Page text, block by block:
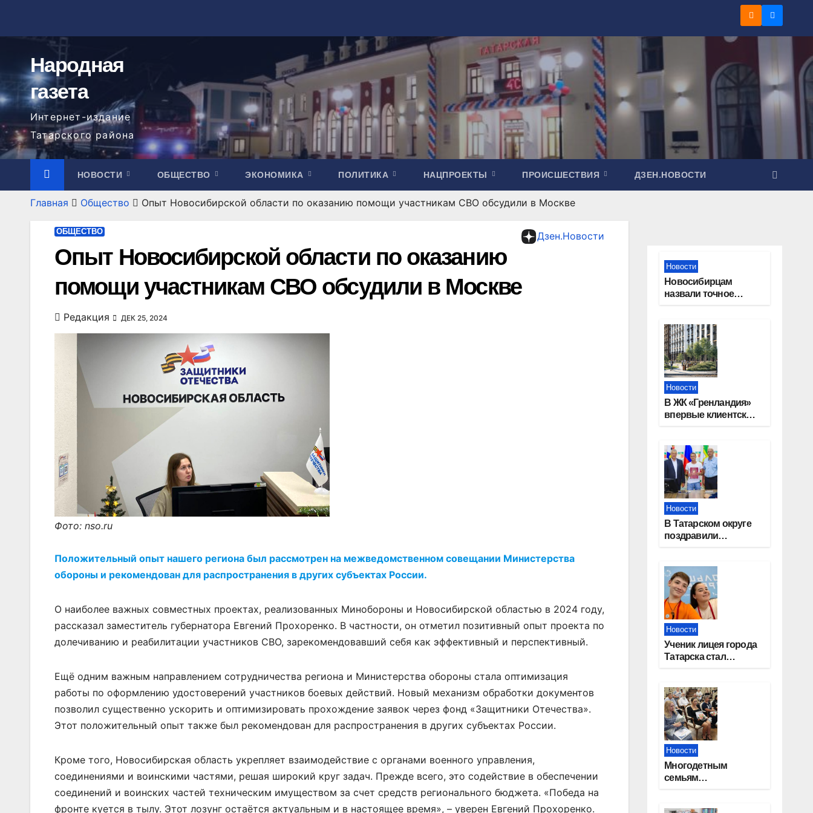
содержимому
Народная
газета
Интернет-издание
Татарского района
НОВОСТИ ОБЩЕСТВО ЭКОНОМИКА ПОЛИТИКА НАЦПРОЕКТЫ ПРОИСШЕСТВИЯ ДЗЕН.НОВОСТИ
Главная Общество Опыт Новосибирской области по оказанию помощи участникам СВО обсудили в Москве
Дзен.Новости
ОБЩЕСТВО
Опыт Новосибирской области по оказанию
помощи участникам СВО обсудили в Москве
Редакция ДЕК 25, 2024
Фото: nso.ru
Положительный опыт нашего региона был рассмотрен на межведомственном совещании Министерства
обороны и рекомендован для распространения в других субъектах России.
О наиболее важных совместных проектах, реализованных Минобороны и Новосибирской областью в 2024 году,
рассказал заместитель губернатора Евгений Прохоренко. В частности, он отметил позитивный опыт проекта по
долечиванию и реабилитации участников СВО, зарекомендовавший себя как эффективный и перспективный.
Ещё одним важным направлением сотрудничества региона и Министерства обороны стала оптимизация
работы по оформлению удостоверений участников боевых действий. Новый механизм обработки документов
позволил существенно ускорить и оптимизировать прохождение заявок через фонд «Защитники Отечества».
Этот положительный опыт также был рекомендован для распространения в других субъектах России.
Кроме того, Новосибирская область укрепляет взаимодействие с органами военного управления,
соединениями и воинскими частями, решая широкий круг задач. Прежде всего, это содействие в обеспечении
соединений и воинских частей техническим имуществом за счет средств регионального бюджета. «Победа на
фронте куется в тылу. Этот лозунг остаётся актуальным и в настоящее время», – уверен Евгений Прохоренко.
Новости
Новосибирцам
назвали точное
праздники в 2027
году
Новости
В ЖК «Гренландия»
впервые клиентские
группы компаний
«СОЮЗ»
Новости
В Татарском округе
поздравили
отрасли
Новости
Ученик лицея города
Татарска стал
Новости
Многодетным
семьям